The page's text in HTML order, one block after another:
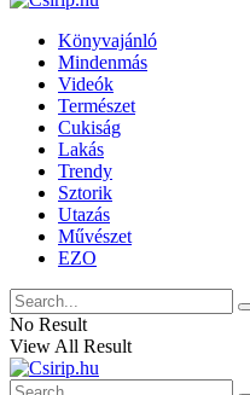
Könyvajánló
Mindenmás
Videók
Természet
Cukiság
Lakás
Trendy
Sztorik
Utazás
Művészet
EZO
No Result
View All Result